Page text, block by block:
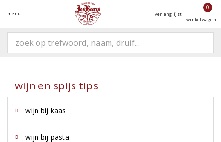
menu verlanglijst
0
winkelwagen
wijn en spijs tips
wijn bij kaas
wijn bij pasta